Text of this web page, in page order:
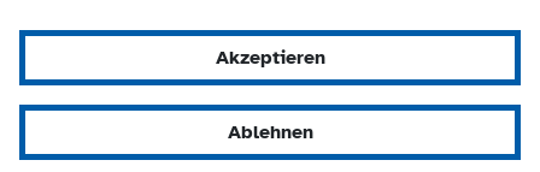
Akzeptieren
Ablehnen